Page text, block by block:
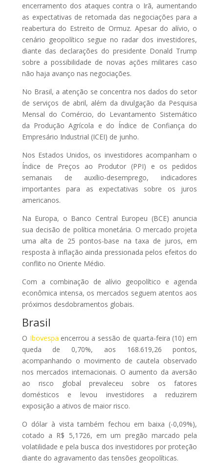
encerramento dos ataques contra o Irã, aumentando
as expectativas de retomada das negociações para a
reabertura do Estreito de Ormuz. Apesar do alívio, o
cenário geopolítico segue no radar dos investidores,
diante das declarações do presidente Donald Trump
sobre a possibilidade de novas ações militares caso
não haja avanço nas negociações.
No Brasil, a atenção se concentra nos dados do setor
de serviços de abril, além da divulgação da Pesquisa
Mensal do Comércio, do Levantamento Sistemático
da Produção Agrícola e do Índice de Confiança do
Empresário Industrial (ICEI) de junho.
Nos Estados Unidos, os investidores acompanham o
Índice de Preços ao Produtor (PPI) e os pedidos
semanais de auxílio-desemprego, indicadores
importantes para as expectativas sobre os juros
americanos.
Na Europa, o Banco Central Europeu (BCE) anuncia
sua decisão de política monetária. O mercado projeta
uma alta de 25 pontos-base na taxa de juros, em
resposta à inflação ainda pressionada pelos efeitos do
conflito no Oriente Médio.
Com a combinação de alívio geopolítico e agenda
econômica intensa, os mercados seguem atentos aos
próximos desdobramentos globais.
Brasil
O Ibovespa encerrou a sessão de quarta-feira (10) em
queda de 0,70%, aos 168.619,26 pontos,
acompanhando o movimento de cautela observado
nos mercados internacionais. O aumento da aversão
ao risco global prevaleceu sobre os fatores
domésticos e levou investidores a reduzirem
exposição a ativos de maior risco.
O dólar à vista também fechou em baixa (-0,09%),
cotado a R$ 5,1726, em um pregão marcado pela
volatilidade e pela busca dos investidores por proteção
diante do agravamento das tensões geopolíticas.